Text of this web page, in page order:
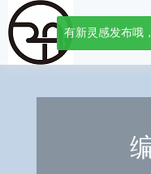
有新灵感发布哦